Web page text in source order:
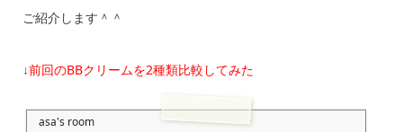
ご紹介します＾＾
↓前回のBBクリームを2種類比較してみた
asa's room